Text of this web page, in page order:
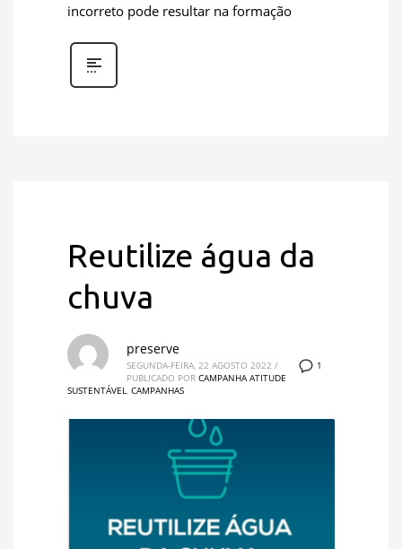
incorreto pode resultar na formação
Reutilize água da
chuva
1
preserve
SEGUNDA-FEIRA, 22 AGOSTO 2022 /
PUBLICADO POR CAMPANHA ATITUDE
SUSTENTÁVEL, CAMPANHAS